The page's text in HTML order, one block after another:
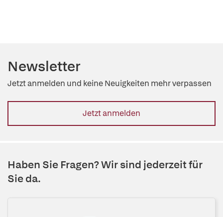
Newsletter
Jetzt anmelden und keine Neuigkeiten mehr verpassen
Jetzt anmelden
Haben Sie Fragen? Wir sind jederzeit für
Sie da.